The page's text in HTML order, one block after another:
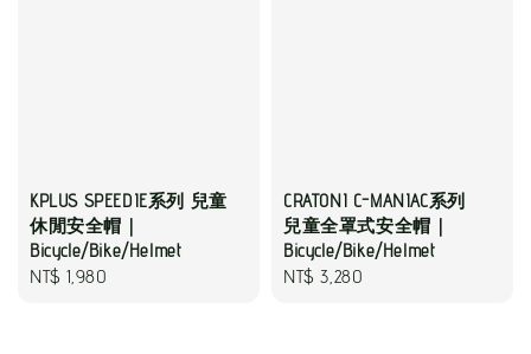
KPLUS SPEEDIE系列 兒童
休閒安全帽｜
Bicycle/Bike/Helmet
Regular
NT$ 1,980
CRATONI C-MANIAC系列
兒童全罩式安全帽｜
Bicycle/Bike/Helmet
Regular
NT$ 3,280